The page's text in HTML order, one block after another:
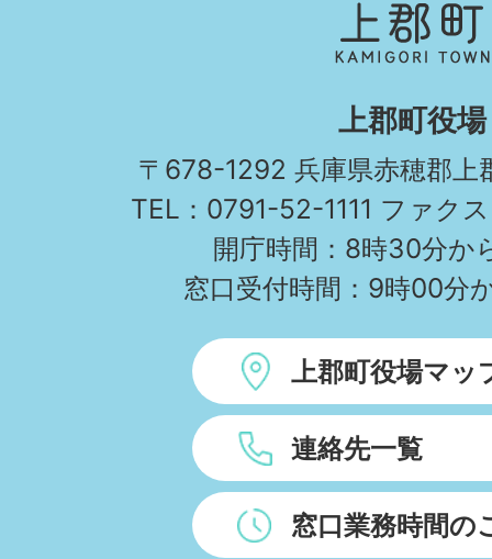
郡
町
KAMIGORI
TOWN
上郡町役場
〒678-1292 兵庫県赤穂郡上
TEL：0791-52-1111 ファク
開庁時間：8時30分か
窓口受付時間：9時00分
上郡町役場マッ
連絡先一覧
窓口業務時間の